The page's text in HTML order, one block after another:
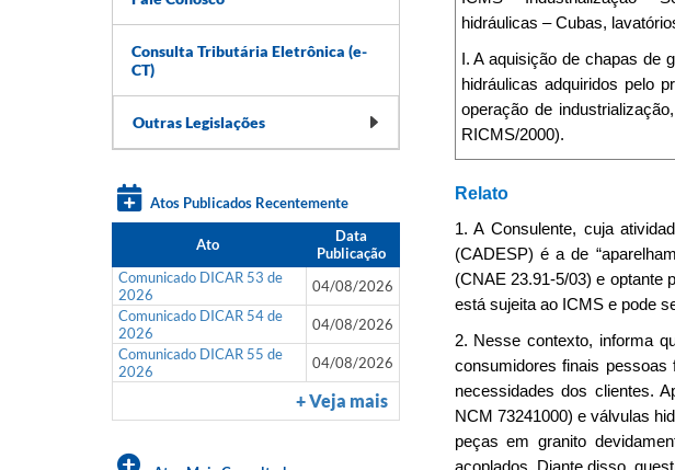
Consulta Tributária Eletrônica (e-
CT)
Outras Legislações
Atos Publicados Recentemente
Ato
Data
Publicação
Comunicado DICAR 53 de
2026
04/08/2026
Comunicado DICAR 54 de
2026
04/08/2026
Comunicado DICAR 55 de
2026
04/08/2026
+ Veja mais
hidráulicas – Cubas,
I. A aquisição de chapas de
hidráulicas adquiridos pelo
operação de
RICMS/2000).
Relato
1. A Consulente, cuja
(CADESP) é a de
(CNAE 23.91-5/03) e optante
está sujeita ao ICMS e pode
2. Nesse contexto, informa
consumidores finais
necessidades dos clientes.
NCM 73241000) e válvulas
peças em granito